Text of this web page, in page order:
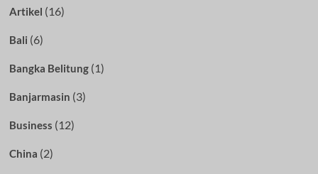
Artikel (16)
Bali (6)
Bangka Belitung(1)
Banjarmasin (3)
Business (12)
China (2)